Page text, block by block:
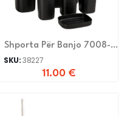
Shporta Për Banjo 7008-
6-Black
SKU:38227
11.00 €